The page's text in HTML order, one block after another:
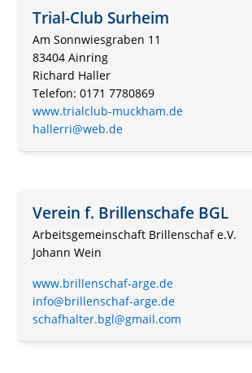
Trial-Club Surheim
Am Sonnwiesgraben 11
83404 Ainring
Richard Haller
Telefon: 0171 7780869
www.trialclub-muckham.de
hallerri@web.de
Verein f. Brillenschafe BGL
Arbeitsgemeinschaft Brillenschaf e.V.
Johann Wein
www.brillenschaf-arge.de
info@brillenschaf-arge.de
schafhalter.bgl@gmail.com